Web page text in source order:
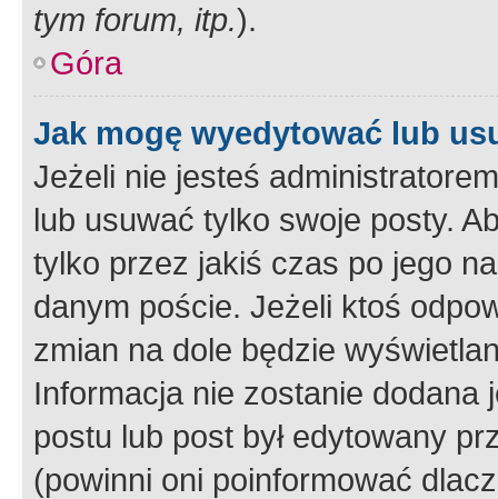
tym forum, itp.).
Góra
Jak mogę wyedytować lub
Jeżeli nie jesteś
lub usuwać tylko swoje posty.
tylko przez jakiś czas po jego
danym poście. Jeżeli ktoś
zmian na dole będzie
Informacja nie zostanie dodana
postu lub post był edytowany
(powinni oni poinformować